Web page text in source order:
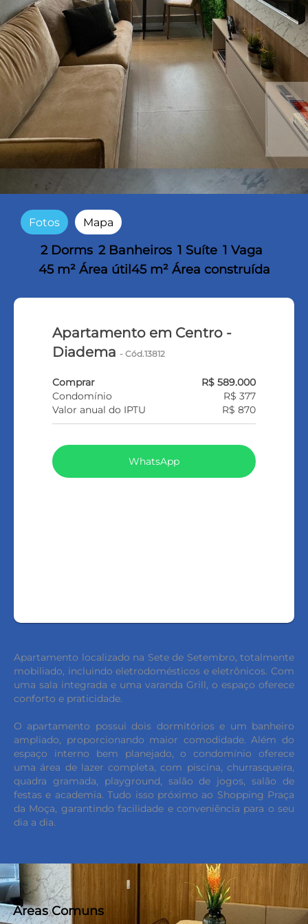
Fotos Mapa
2 Dorms 2 Banheiros 1 Suíte 1 Vaga
45 m² Área útil 45 m² Área construída
Apartamento em Centro -
Diadema- Cód.13812
Comprar
R$ 589.000
Condomínio
R$ 377
Valor anual do IPTU
R$ 870
WhatsApp
Apartamento localizado na Sete de Setembro, totalmente
mobiliado, incluindo eletrodomésticos e eletrônicos. Com
uma sala integrada e uma varanda Grill, o espaço oferece
conforto e praticidade.
O apartamento possui dois dormitórios e um banheiro
ampliado, proporcionando maior comodidade. Além do
espaço interno bem planejado, o condomínio oferece
uma área de lazer completa, com piscina, churrasqueira,
quadra gramada, playground, salão de jogos, salão de
festas e academia. Tudo isso próximo ao Shopping Praça
da Moça, garantindo facilidade e conveniência para o seu
dia a dia.
Áreas Comuns